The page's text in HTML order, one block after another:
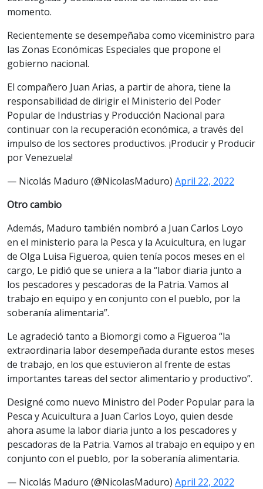
momento.
Recientemente se desempeñaba como viceministro para
las Zonas Económicas Especiales que propone el
gobierno nacional.
El compañero Juan Arias, a partir de ahora, tiene la
responsabilidad de dirigir el Ministerio del Poder
Popular de Industrias y Producción Nacional para
continuar con la recuperación económica, a través del
impulso de los sectores productivos. ¡Producir y Producir
por Venezuela!
— Nicolás Maduro (@NicolasMaduro) April 22, 2022
Otro cambio
Además, Maduro también nombró a Juan Carlos Loyo
en el ministerio para la Pesca y la Acuicultura, en lugar
de Olga Luisa Figueroa, quien tenía pocos meses en el
cargo, Le pidió que se uniera a la “labor diaria junto a
los pescadores y pescadoras de la Patria. Vamos al
trabajo en equipo y en conjunto con el pueblo, por la
soberanía alimentaria”.
Le agradeció tanto a Biomorgi como a Figueroa “la
extraordinaria labor desempeñada durante estos meses
de trabajo, en los que estuvieron al frente de estas
importantes tareas del sector alimentario y productivo”.
Designé como nuevo Ministro del Poder Popular para la
Pesca y Acuicultura a Juan Carlos Loyo, quien desde
ahora asume la labor diaria junto a los pescadores y
pescadoras de la Patria. Vamos al trabajo en equipo y en
conjunto con el pueblo, por la soberanía alimentaria.
— Nicolás Maduro (@NicolasMaduro) April 22, 2022